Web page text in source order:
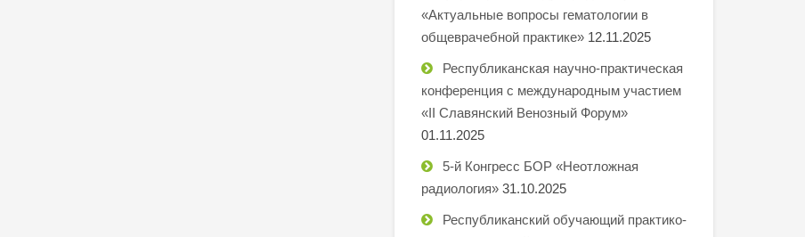
«Актуальные вопросы гематологии в
общеврачебной практике» 12.11.2025
Республиканская научно-практическая
конференция с международным участием
«II Славянский Венозный Форум»
01.11.2025
5-й Конгресс БОР «Неотложная
радиология» 31.10.2025
Республиканский обучающий практико-